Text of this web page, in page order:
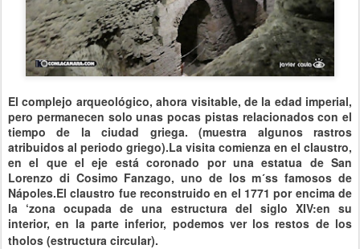
El complejo arqueológico, ahora visitable, de la edad imperial,
pero permanecen solo unas pocas pistas relacionados con el
tiempo de la ciudad griega. (muestra algunos rastros
atribuidos al periodo griego).La visita comienza en el claustro,
en el que el eje está coronado por una estatua de San
Lorenzo di Cosimo Fanzago, uno de los m´ss famosos de
Nápoles.El claustro fue reconstruido en el 1771 por encima de
la ‘zona ocupada de una estructura del siglo XIV:en su
interior, en la parte inferior, podemos ver los restos de los
tholos (estructura circular).